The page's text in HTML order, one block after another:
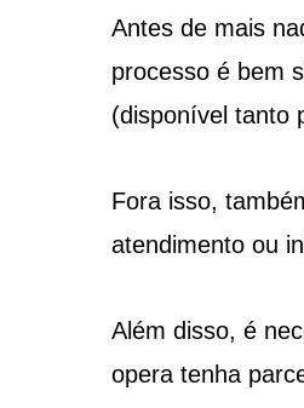
Antes de mais
processo é bem
(disponível tanto
Fora isso,
atendimento ou
Além disso, é
opera tenha